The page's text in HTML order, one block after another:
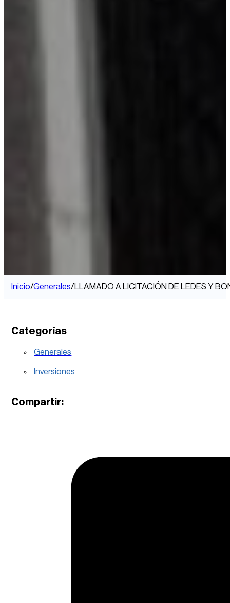
Inicio/Generales/LLAMADO A LICITACIÓN DE LEDES Y
Categorías
Generales
Inversiones
Compartir: